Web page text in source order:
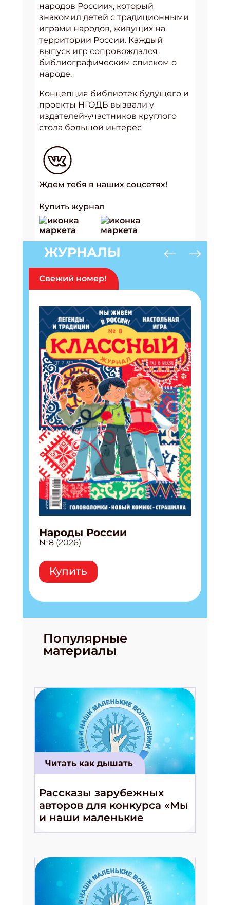
народов России», который
знакомил детей с традиционными
играми народов, живущих на
территории России. Каждый
выпуск игр сопровождался
библиографическим списком о
народе.
Концепция библиотек будущего и
проекты НГОДБ вызвали у
издателей-участников круглого
стола большой интерес
Ждем тебя в наших соцсетях!
Купить журнал
ЖУРНАЛЫ
Свежий номер!
Народы России
№8 (2026)
Купить
Популярные
материалы
Читать как дышать
Рассказы зарубежных
авторов для конкурса «Мы
и наши маленькие
волшебники!»